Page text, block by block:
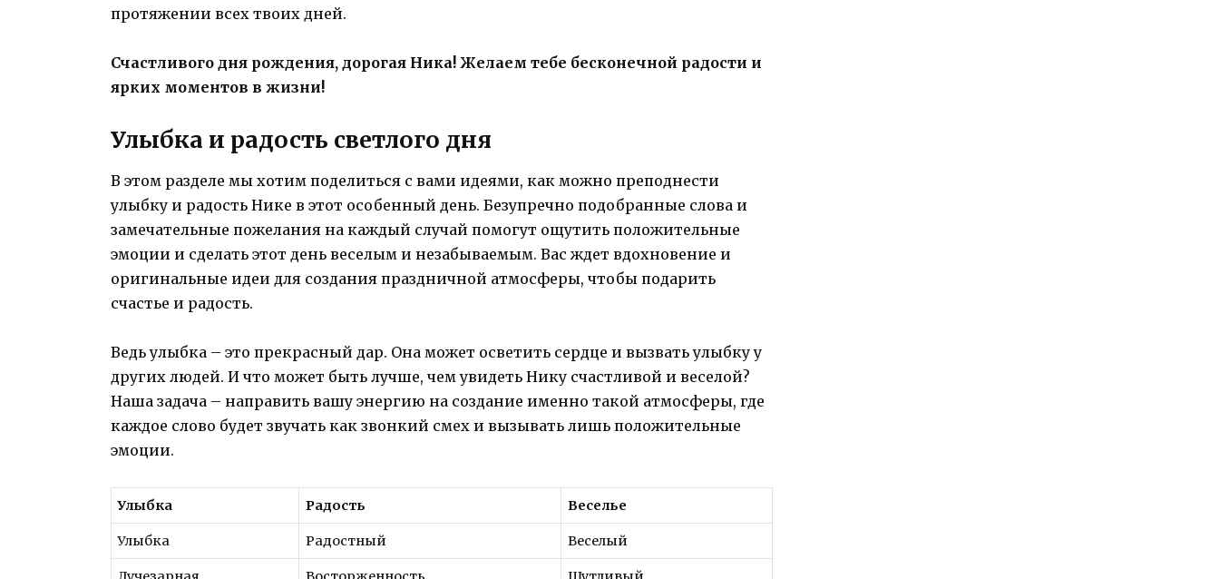
протяжении всех твоих дней.
Счастливого дня рождения, дорогая Ника! Желаем тебе бесконечной радости и
ярких моментов в жизни!
Улыбка и радость светлого дня
В этом разделе мы хотим поделиться с вами идеями, как можно преподнести
улыбку и радость Нике в этот особенный день. Безупречно подобранные слова и
замечательные пожелания на каждый случай помогут ощутить положительные
эмоции и сделать этот день веселым и незабываемым. Вас ждет вдохновение и
оригинальные идеи для создания праздничной атмосферы, чтобы подарить
счастье и радость.
Ведь улыбка – это прекрасный дар. Она может осветить сердце и вызвать улыбку у
других людей. И что может быть лучше, чем увидеть Нику счастливой и веселой?
Наша задача – направить вашу энергию на создание именно такой атмосферы, где
каждое слово будет звучать как звонкий смех и вызывать лишь положительные
эмоции.
Улыбка Радость Веселье
Улыбка Радостный Веселый